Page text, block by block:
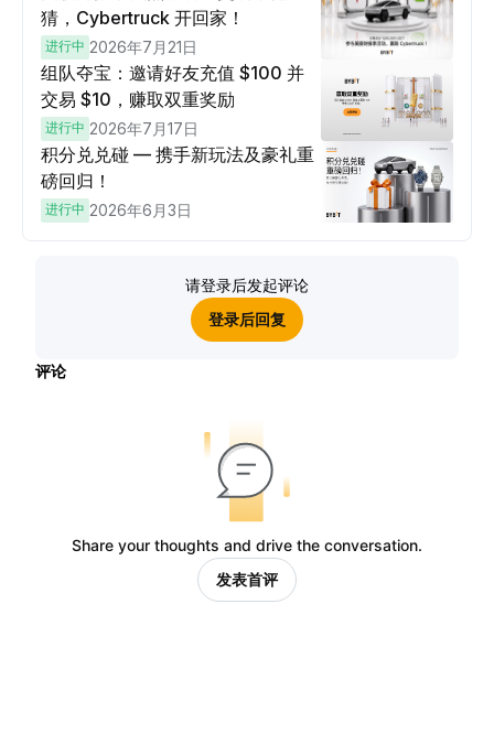
猜，Cybertruck 开回家！
进行中 2026年7月21日
组队夺宝：邀请好友充值 $100 并
交易 $10，赚取双重奖励
进行中 2026年7月17日
积分兑兑碰 — 携手新玩法及豪礼重
磅回归！
进行中 2026年6月3日
请登录后发起评论
登录后回复
评论
Share your thoughts and drive the conversation.
发表首评